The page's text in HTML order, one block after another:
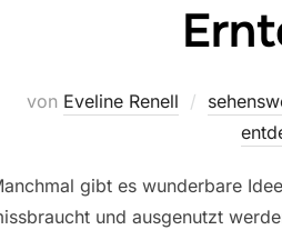
von Eveline Renell
gibt es wunderbare
und ausgenutzt